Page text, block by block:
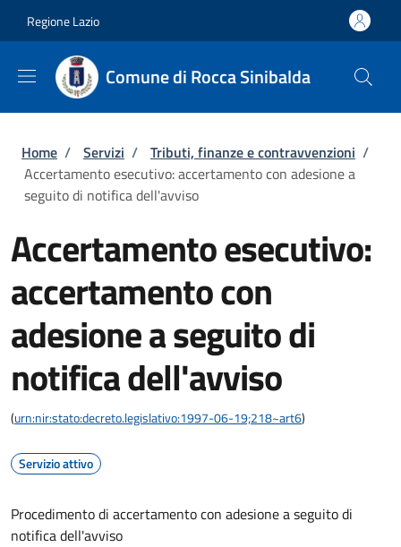
Regione Lazio
Comune di Rocca Sinibalda
Briciole di pane
Home / Servizi / Tributi, finanze e contravvenzioni /
Accertamento esecutivo: accertamento con adesione a
seguito di notifica dell'avviso
Accertamento esecutivo:
accertamento con
adesione a seguito di
notifica dell'avviso
(urn:nir:stato:decreto.legislativo:1997-06-19;218~art6)
Servizio attivo
Procedimento di accertamento con adesione a seguito di
notifica dell'avviso